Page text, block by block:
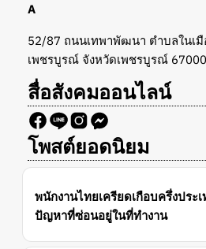
A
52/87 ถนนเทพาพัฒนา ตำบลในเมื
เพชรบูรณ์ จังหวัดเพชรบูรณ์ 67000
สื่อสังคมออนไลน์
โพสต์ยอดนิยม
พนักงานไทยเครียดเกือบครึ่งประ
ปัญหาที่ซ่อนอยู่ในที่ทำงาน